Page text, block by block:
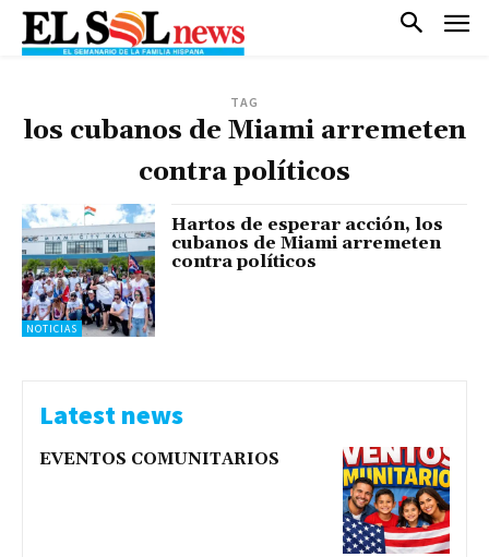
TAG
los cubanos de Miami arremeten
contra políticos
NOTICIAS
Hartos de esperar acción, los
cubanos de Miami arremeten
contra políticos
Latest news
EVENTOS COMUNITARIOS